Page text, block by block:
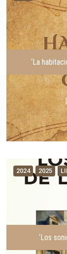
‘La
2024 2025
‘Los